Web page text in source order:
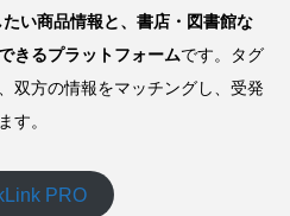
い商品情報と、書店・図書館な
きるプラットフォームです。タグ
双方の情報をマッチングし、受発
す。
PRO